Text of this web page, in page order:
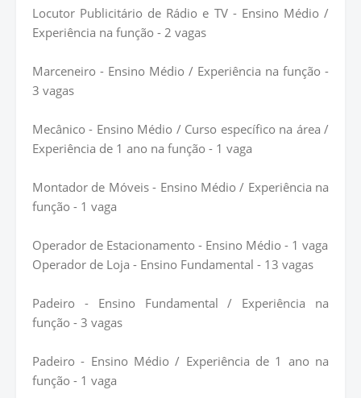
Locutor Publicitário de Rádio e TV - Ensino Médio /
Experiência na função - 2 vagas
Marceneiro - Ensino Médio / Experiência na função -
3 vagas
Mecânico - Ensino Médio / Curso específico na área /
Experiência de 1 ano na função - 1 vaga
Montador de Móveis - Ensino Médio / Experiência na
função - 1 vaga
Operador de Estacionamento - Ensino Médio - 1 vaga
Operador de Loja - Ensino Fundamental - 13 vagas
Padeiro - Ensino Fundamental / Experiência na
função - 3 vagas
Padeiro - Ensino Médio / Experiência de 1 ano na
função - 1 vaga